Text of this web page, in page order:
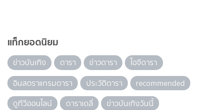
แท็กยอดนิยม
ข่าวบันเทิง ดารา ข่าวดารา
ไอจีดารา
อินสตราแกรมดารา
ประวัติดารา
recommended
ดูทีวีออนไลน์
ดาราเดลี่ ข่าวบันเทิงวันนี้